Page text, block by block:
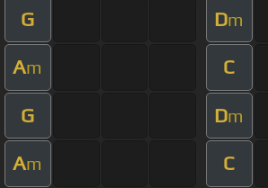
G Dm
Am C
G Dm
Am C